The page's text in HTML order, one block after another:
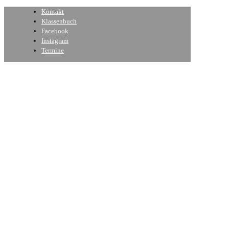
Kontakt
Klassenbuch
Facebook
Instagram
Termine